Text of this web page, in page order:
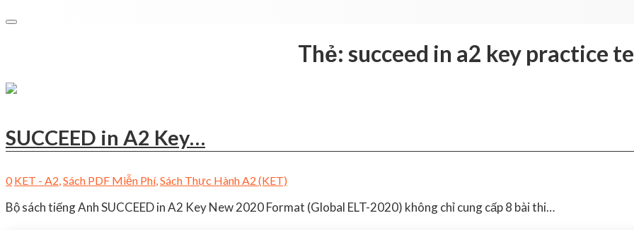
Thẻ: succeed in a2 key practice
SUCCEED in A2 Key…
0 KET - A2,Sách PDF Miễn Phí,Sách Thực Hành A2 (KET)
Bộ sách tiếng Anh SUCCEED in A2 Key New 2020 Format (Global ELT-2020) không chỉ cung cấp 8 bài thi…